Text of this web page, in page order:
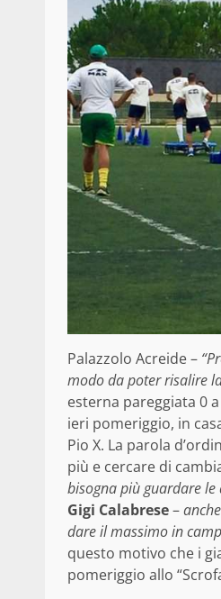
Palazzolo Acreide –
modo da poter risalire
esterna pareggiata 0
ieri pomeriggio, in
Pio X. La parola
più e cercare di
bisogna più guardare le
Gigi Calabrese–
dare il massimo in
questo motivo che i
pomeriggio allo